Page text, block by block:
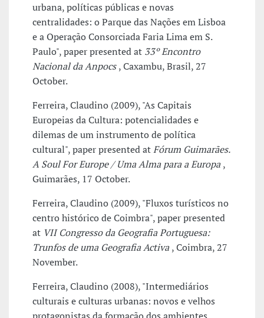
urbana, políticas públicas e novas
centralidades: o Parque das Nações em Lisboa
e a Operação Consorciada Faria Lima em S.
Paulo", paper presented at 33º Encontro
Nacional da Anpocs, Caxambu, Brasil, 27
October.
Ferreira, Claudino (2009), "As Capitais
Europeias da Cultura: potencialidades e
dilemas de um instrumento de política
cultural", paper presented atFórum Guimarães.
A Soul For Europe / Uma Alma para a Europa,
Guimarães, 17 October.
Ferreira, Claudino (2009), "Fluxos turísticos no
centro histórico de Coimbra", paper presented
at VII Congresso da Geografia Portuguesa:
Trunfos de uma Geografia Activa, Coimbra, 27
November.
Ferreira, Claudino (2008), "Intermediários
culturais e culturas urbanas: novos e velhos